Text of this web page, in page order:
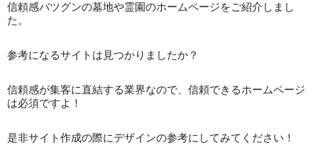
信頼感バツグンの墓地や霊園のホームページをご紹介しまし
た。
参考になるサイトは見つかりましたか？
信頼感が集客に直結する業界なので、信頼できるホームページ
は必須ですよ！
是非サイト作成の際にデザインの参考にしてみてください！